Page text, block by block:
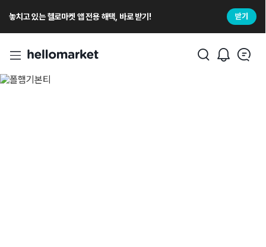
놓치고 있는 헬로마켓 앱 전용 해택, 바로 받기! 받기